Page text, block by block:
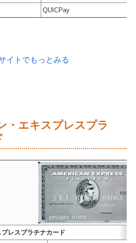
QUICPay
イトでもっとみる
・エキスプレスプラ
レスプラチナカード